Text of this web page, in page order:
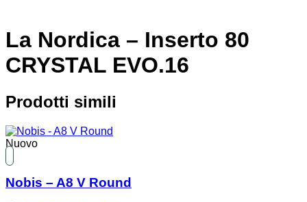
La Nordica – Inserto 80
CRYSTAL EVO.16
Prodotti simili
Nuovo
Nobis – A8 V Round